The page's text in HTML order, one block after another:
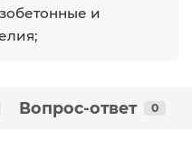
и
Вопрос-ответ 0